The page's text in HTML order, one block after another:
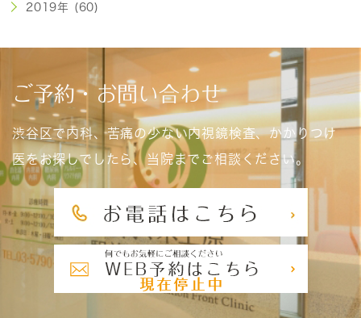
2019年 (60)
ご予約・お問い合わせ
渋谷区で内科、苦痛の少ない内視鏡検査、かかりつけ
医をお探しでしたら、当院までご相談ください。